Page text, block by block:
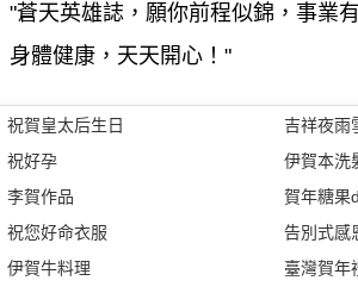
"蒼天英雄誌，願你前程似錦，事業
身體健康，天天開心！"
祝賀皇太后生日
祝好孕
李賀作品
祝您好命衣服
伊賀牛料理
吉祥夜雨
伊賀本洗
賀年糖果
告別式感
臺灣賀年